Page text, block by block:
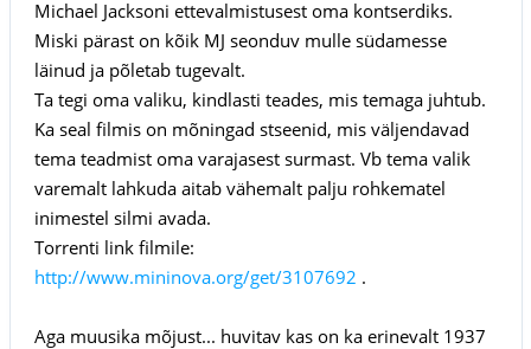
Michael Jacksoni ettevalmistusest oma kontserdiks.
Miski pärast on kõik MJ seonduv mulle südamesse
läinud ja põletab tugevalt.
Ta tegi oma valiku, kindlasti teades, mis temaga juhtub.
Ka seal filmis on mõningad stseenid, mis väljendavad
tema teadmist oma varajasest surmast. Vb tema valik
varemalt lahkuda aitab vähemalt palju rohkematel
inimestel silmi avada.
Torrenti link filmile:
http://www.mininova.org/get/3107692 .
Aga muusika mõjust... huvitav kas on ka erinevalt 1937